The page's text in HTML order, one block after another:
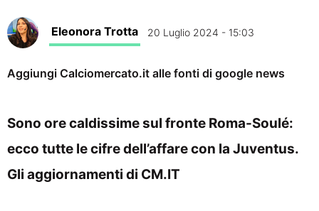
Eleonora Trotta 20 Luglio 2024 - 15:03
Aggiungi Calciomercato.it alle fonti di google news
Sono ore caldissime sul fronte Roma-Soulé:
ecco tutte le cifre dell’affare con la Juventus.
Gli aggiornamenti di CM.IT